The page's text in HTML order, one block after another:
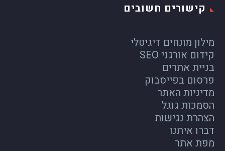
קישורים חשובים
מילון מונחים דיגיטלי
קידום אורגני SEO
בניית אתרים
פרסום בפייסבוק
מדיניות האתר
הסמכות גוגל
הצהרת נגישות
דברו איתנו
מפת אתר